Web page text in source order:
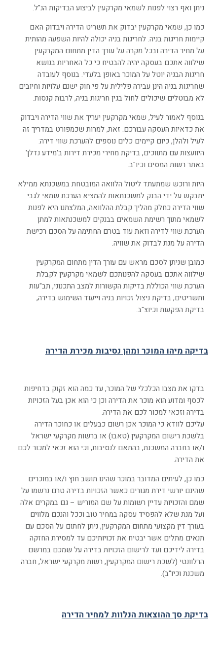
ניתן ואף רצוי לפנות לשמאי מקרקעין לביצוע הבדיקות הנ"ל.
כמו כן, שמאי מקרקעין יבדוק את תשריט הדירה ויבדוק האם
קיימות חריגות בניה. לחריגות בניה יכולה להיות השפעה מהותית
על מחיר הדירה ובכל מקרה על עורך הדין מתחום המקרקעין
שילווה אתכם בעסקה יהיה להבטיח כי כל האחריות בנושא
חריגות הבניה יוטל על המוכר באופן בלעדי. בנוסף לעובדה
שחריגות בניה הינן עבירה פלילית על פי חוק ישנם עלויות וחיובים
לא מבוטלים שיכולים לחול בגין חריגות בניה, לרבות קנסות.
בנוסף לאמור לעיל, שמאי מקרקעין יעריך את שווי הדירה ויבדוק
את כדאיות העסקה עבורכם. זאת, למרות שכמפורט במדריך זה
לעיל ולהלן, כיום קיימים כלים נוספים להערכת שווי דירה:
היוועצות עם מתווכים, בדיקת מחירי מכירת דירות ב'מידע נדלן'
באתר רשות המסים וכיו"ב.
היות ורוכש שמתעתד ליטול הלוואה המובטחת במשכנתא ממילא
יתבקש על ידי הבנק למשכנתאות להמציא הערכת שמאי לגבי
שווי הדירה כחלק מהליך קבלת ההלוואה, המלצתנו היא לפנות
לשמאי מתוך רשימת השמאים בבנקים למשכנתאות למתן
הערכת שווי לדירה וזאת עוד בטרם החתימה על הסכם רכישת
הדירה על מנת לבדוק את שוויה.
כמובן שניתן לסכם מראש עם עורך הדין מתחום המקרקעין
שילווה אתכם בעסקה להפנותכם לשמאי מקרקעין לקבלת
הערכת שווי הכוללת בדיקות הקשורות למצב התכנוני, תב"עות
ותשריטים, בדיקת ניצול זכויות בניה וייעוד השימוש בדירה,
בדיקת הפקעות וכיוצ"ב.
בדיקה מיהו המוכר ומהן נסיבות מכירת הדירה
בדקו את מצבו הכלכלי של המוכר, עד כמה הוא זקוק בדחיפות
לכסף ומדוע הוא מוכר את הדירה וכן כי הוא אכן בעל הזכויות
בדירה וזכאי למכור לכם את הדירה.
עליכם לוודא כי המוכר אכן רשום כבעלים או כחוכר הדירה
בלשכת רישום המקרקעין (טאבו) או ברשות מקרקעי ישראל
ו/או בחברה המשכנת, בהתאם לנסיבות, וכי הוא זכאי למכור לכם
את הדירה.
כמו כן, לעיתים המדובר במוכר שהינו תושב חוץ ו/או במוכרים
שהינם יורשי דירת מגורים כאשר הזכויות בדירה טרם נרשמו על
שמם והזכויות עדיין רשומות על שם המוריש – גם במקרים אלה
ועל מנת שלא להפסיד עסקה במחיר טוב וככל והנכם מלווים
בעורך דין מקצועי מתחום המקרקעין, ניתן לחתום על הסכם עם
תנאים מתלים אשר יבטיח את זכויותיכם עד למסירת החזקה
בדירה לידיכם ועד לרישום הזכויות בדירה על שמכם במרשם
הרלוונטי (לשכת רישום המקרקעין, רשות מקרקעי ישראל, חברה
משכנת וכיו"ב).
בדיקת סך ההוצאות הנלוות למחיר הדירה